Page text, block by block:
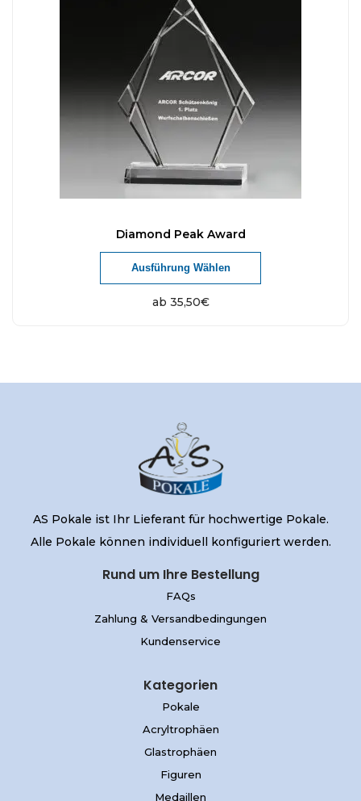
Diamond Peak Award
ab 35,50€
Ausführung Wählen
AS Pokale ist Ihr Lieferant für hochwertige Pokale.
Alle Pokale können individuell konfiguriert werden.
Rund um Ihre Bestellung
FAQs
Zahlung & Versandbedingungen
Kundenservice
Kategorien
Pokale
Acryltrophäen
Glastrophäen
Figuren
Medaillen